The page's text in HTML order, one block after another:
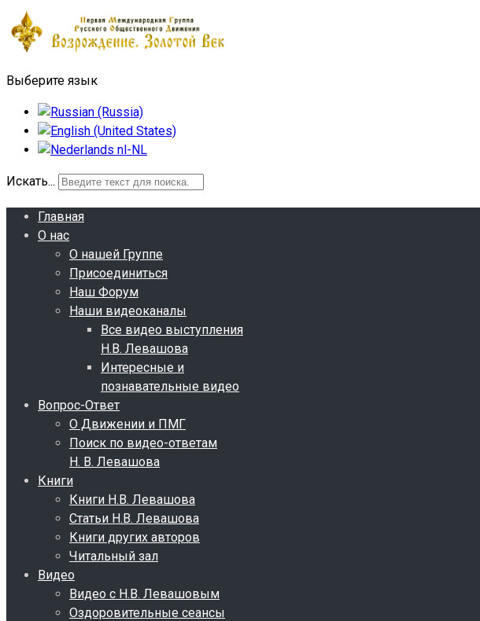
Выберите язык
Искать...
Главная
О нас
О нашей Группе
Присоединиться
Наш Форум
Наши видеоканалы
Все видео выступления
Н.В. Левашова
Интересные и
познавательные видео
Вопрос-Ответ
О Движении и ПМГ
Поиск по видео-ответам
Н. В. Левашова
Книги
Книги Н.В. Левашова
Статьи Н.В. Левашова
Книги других авторов
Читальный зал
Видео
Видео с Н.В. Левашовым
Оздоровительные сеансы